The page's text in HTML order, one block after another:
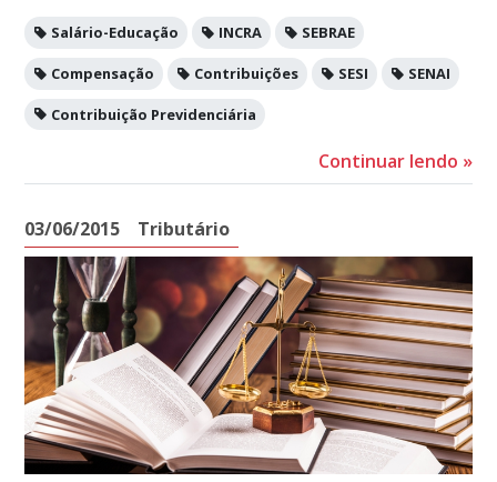
Salário-Educação INCRA SEBRAE
Compensação Contribuições SESI SENAI
Contribuição Previdenciária
Continuar lendo »
03/06/2015 Tributário